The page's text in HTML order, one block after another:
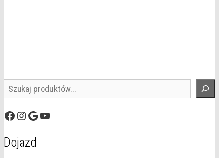
Szukaj
Facebook
Instagram
GoogleYouTube
Dojazd